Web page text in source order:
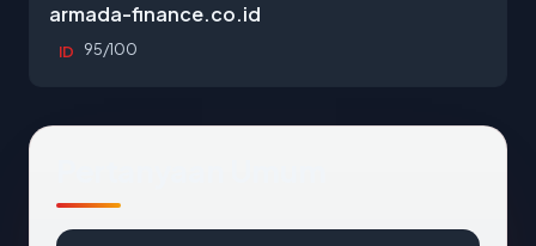
armada-finance.co.id
ID 95/100